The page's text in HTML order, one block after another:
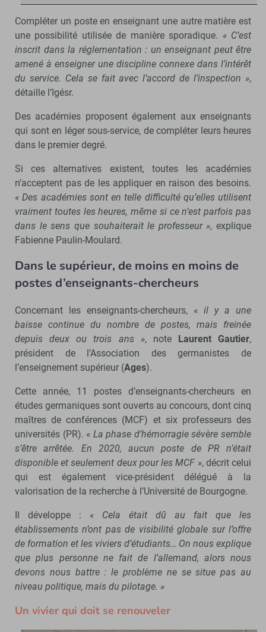
Compléter un poste en enseignant une autre matière est
une possibilité utilisée de manière sporadique. « C’est
inscrit dans la réglementation : un enseignant peut être
amené à enseigner une discipline connexe dans l’intérêt
du service. Cela se fait avec l’accord de l’inspection »,
détaille l’Igésr.
Des académies proposent également aux enseignants
qui sont en léger sous-service, de compléter leurs heures
dans le premier degré.
Si ces alternatives existent, toutes les académies
n’acceptent pas de les appliquer en raison des besoins.
« Des académies sont en telle difficulté qu’elles utilisent
vraiment toutes les heures, même si ce n’est parfois pas
dans le sens que souhaiterait le professeur », explique
Fabienne Paulin-Moulard.
Dans le supérieur, de moins en moins de
postes d’enseignants-chercheurs
Concernant les enseignants-chercheurs, «il y a une
baisse continue du nombre de postes, mais freinée
depuis deux ou trois ans », note Laurent Gautier,
président de l’Association des germanistes de
l’enseignement supérieur (Ages).
Cette année, 11 postes d’enseignants-chercheurs en
études germaniques sont ouverts au concours, dont cinq
maîtres de conférences (MCF) et six professeurs des
universités (PR). « La phase d’hémorragie sévère semble
s’être arrêtée. En 2020, aucun poste de PR n’était
disponible et seulement deux pour les MCF », décrit celui
qui est également vice-président délégué à la
valorisation de la recherche à l’Université de Bourgogne.
Il développe : « Cela était dû au fait que les
établissements n’ont pas de visibilité globale sur l’offre
de formation et les viviers d’étudiants… On nous explique
que plus personne ne fait de l’allemand, alors nous
devons nous battre : le problème ne se situe pas au
niveau politique, mais du pilotage. »
Un vivier qui doit se renouveler